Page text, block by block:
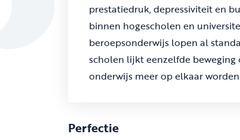
prestatiedruk, depressiviteit en
binnen hogescholen en
beroepsonderwijs lopen al
scholen lijkt eenzelfde beweging
onderwijs meer op elkaar
Perfectie